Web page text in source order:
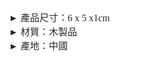
► 產品尺寸：6 x 5 x1cm
► 材質：木製品
► 產地：中國